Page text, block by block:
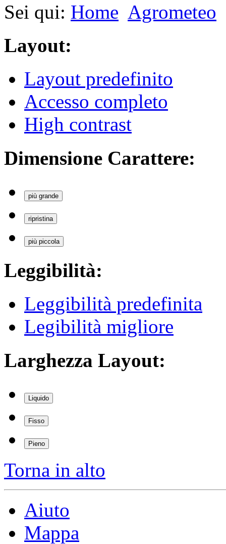
Sei qui: Home Agrometeo
Layout:
Layout predefinito
Accesso completo
High contrast
Dimensione Carattere:
più grande
ripristina
più piccola
Leggibilità:
Leggibilità predefinita
Legibilità migliore
Larghezza Layout:
Liquido
Fisso
Pieno
Torna in alto
Aiuto
Mappa